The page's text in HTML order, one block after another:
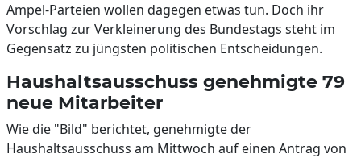
Ampel-Parteien wollen dagegen etwas tun. Doch ihr
Vorschlag zur Verkleinerung des Bundestags steht im
Gegensatz zu jüngsten politischen Entscheidungen.
Haushaltsausschuss genehmigte 79
neue Mitarbeiter
Wie die "Bild" berichtet, genehmigte der
Haushaltsausschuss am Mittwoch auf einen Antrag von